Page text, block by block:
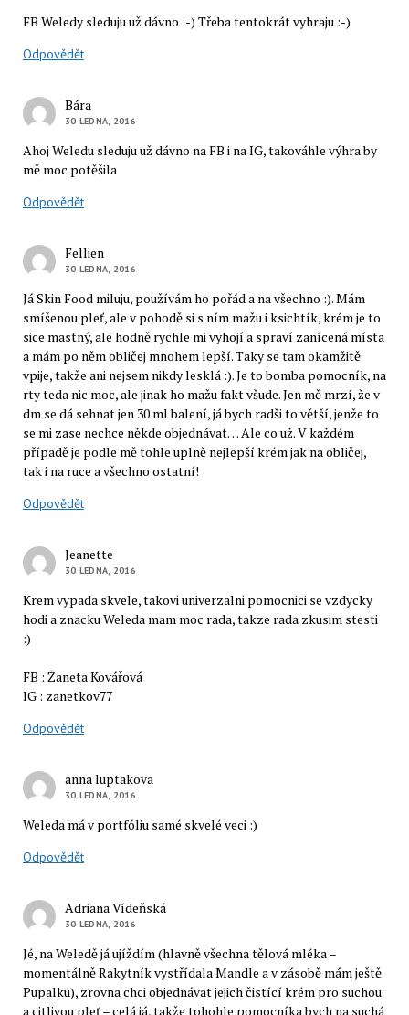
FB Weledy sleduju už dávno :-) Třeba tentokrát vyhraju :-)
Odpovědět
Bára
30 LEDNA, 2016
Ahoj Weledu sleduju už dávno na FB i na IG, takováhle výhra by
mě moc potěšila
Odpovědět
Fellien
30 LEDNA, 2016
Já Skin Food miluju, používám ho pořád a na všechno :). Mám
smíšenou pleť, ale v pohodě si s ním mažu i ksichtík, krém je to
sice mastný, ale hodně rychle mi vyhojí a spraví zanícená místa
a mám po něm obličej mnohem lepší. Taky se tam okamžitě
vpije, takže ani nejsem nikdy lesklá :). Je to bomba pomocník, na
rty teda nic moc, ale jinak ho mažu fakt všude. Jen mě mrzí, že v
dm se dá sehnat jen 30 ml balení, já bych radši to větší, jenže to
se mi zase nechce někde objednávat… Ale co už. V každém
případě je podle mě tohle uplně nejlepší krém jak na obličej,
tak i na ruce a všechno ostatní!
Odpovědět
Jeanette
30 LEDNA, 2016
Krem vypada skvele, takovi univerzalni pomocnici se vzdycky
hodi a znacku Weleda mam moc rada, takze rada zkusim stesti
:)
FB : Žaneta Kovářová
IG : zanetkov77
Odpovědět
anna luptakova
30 LEDNA, 2016
Weleda má v portfóliu samé skvelé veci :)
Odpovědět
Adriana Vídeňská
30 LEDNA, 2016
Jé, na Weledě já ujíždím (hlavně všechna tělová mléka –
momentálně Rakytník vystřídala Mandle a v zásobě mám ještě
Pupalku), zrovna chci objednávat jejich čistící krém pro suchou
a citlivou pleť – celá já, takže tohohle pomocníka bych na suchá